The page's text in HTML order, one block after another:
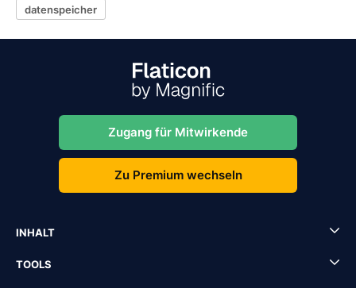
datenspeicher
Zugang für Mitwirkende
Zu Premium wechseln
INHALT
TOOLS